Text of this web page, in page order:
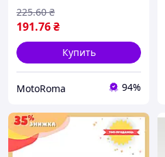
191.76₴
225.60 ₴
Купить
MotoRoma 94%